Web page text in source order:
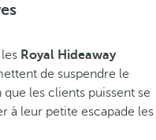
Royal Hideaway
de suspendre le
les clients puissent se
à leur petite escapade les